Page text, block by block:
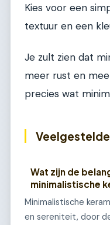
Kies voor een
textuur en een
Je zult zien dat
meer rust en
precies wat
Wat zijn de
minimalistische
Minimalistische
en sereniteit, door